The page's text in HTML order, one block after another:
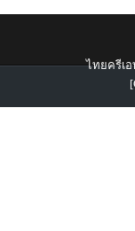
ไทยครีเอ
[